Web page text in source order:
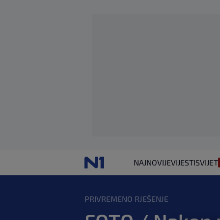
NAJNOVIJEVIJESTISVIJET
PRIVREMENO RJEŠENJE